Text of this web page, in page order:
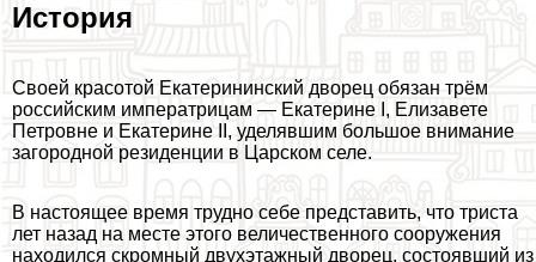
История
Своей красотой Екатерининский дворец обязан трём
российским императрицам — Екатерине I, Елизавете
Петровне и Екатерине II, уделявшим большое внимание
загородной резиденции в Царском селе.
В настоящее время трудно себе представить, что триста
лет назад на месте этого величественного сооружения
находился скромный двухэтажный дворец, состоявший из